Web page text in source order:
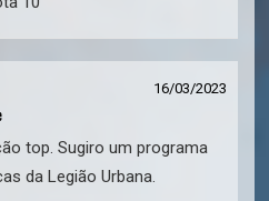
16/03/2023
top. Sugiro um programa
da Legião Urbana.